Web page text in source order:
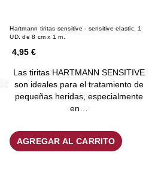
Hartmann tiritas sensitive - sensitive elastic. 1
UD. de 8 cm x 1 m.
4,95 €
Las tiritas HARTMANN SENSITIVE
son ideales para el tratamiento de
pequeñas heridas, especialmente
en…
AGREGAR AL CARRITO